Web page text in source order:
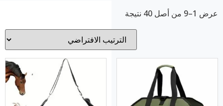
عرض 1–9 من أصل 40 نتيجة